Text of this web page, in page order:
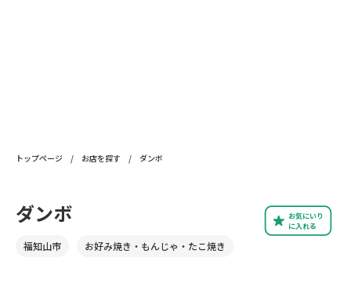
トップページ / お店を探す / ダンボ
お気にいり
に入れる
ダンボ
福知山市 お好み焼き・もんじゃ・たこ焼き